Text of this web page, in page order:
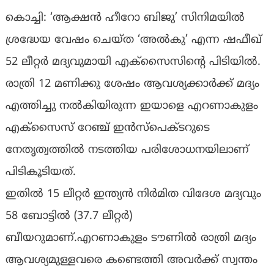
കൊച്ചി: ‘ആക്ഷൻ ഹീറോ ബിജു’ സിനിമയിൽ
ശ്രദ്ധേയ വേഷം ചെയ്ത ‘അൽകു’ എന്ന ഷഫീഖ്
52 ലീറ്റർ മദ്യവുമായി എക്സൈസിന്റെ പിടിയിൽ.
രാത്രി 12 മണിക്കു ശേഷം ആവശ്യക്കാർക്ക് മദ്യം
എത്തിച്ചു നൽകിയിരുന്ന ഇയാളെ എറണാകുളം
എക്സൈസ് റേഞ്ച് ഇൻസ്പെക്ടറുടെ
നേതൃത്വത്തിൽ നടത്തിയ പരിശോധനയിലാണ്
പിടികൂടിയത്.
ഇതിൽ 15 ലീറ്റർ ഇന്ത്യൻ നിർമിത വിദേശ മദ്യവും
58 ബോട്ടിൽ (37.7 ലീറ്റർ)
ബീയറുമാണ്.എറണാകുളം ടൗണിൽ രാത്രി മദ്യം
ആവശ്യമുള്ളവരെ കണ്ടെത്തി അവർക്ക് സ്വന്തം